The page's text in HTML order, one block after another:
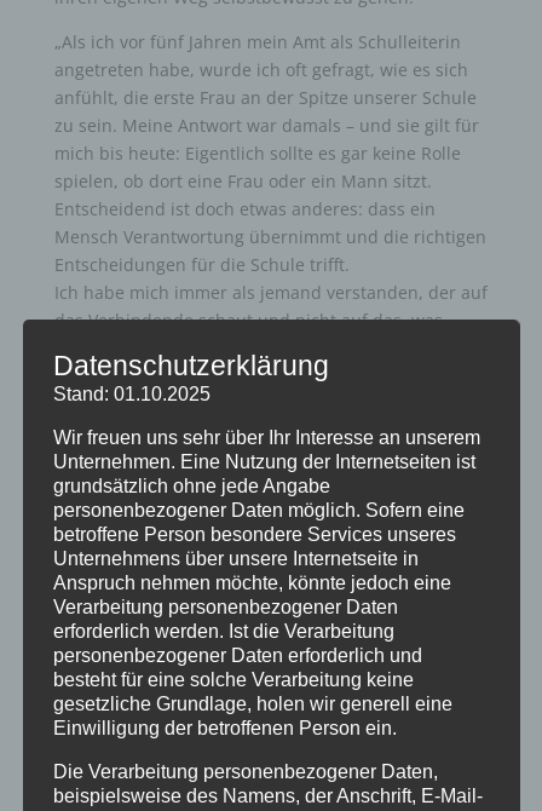
„Als ich vor fünf Jahren mein Amt als Schulleiterin
angetreten habe, wurde ich oft gefragt, wie es sich
anfühlt, die erste Frau an der Spitze unserer Schule
zu sein. Meine Antwort war damals – und sie gilt für
mich bis heute: Eigentlich sollte es gar keine Rolle
spielen, ob dort eine Frau oder ein Mann sitzt.
Entscheidend ist doch etwas anderes: dass ein
Mensch Verantwortung übernimmt und die richtigen
Entscheidungen für die Schule trifft.
Ich habe mich immer als jemand verstanden, der auf
das Verbindende schaut und nicht auf das, was
Denken prägt auch unser Miteinander am
Stadtgymnasium. Schule funktioniert nur dann gut,
wenn wir uns als Gemeinschaft verstehen – als
Schulgemeinschaft bestehend aus Lehrerinnen und
Lehrern, Schülerinnen und Schülern und Eltern und
Erziehungsberechtigten.
Und wenn ich ganz ehrlich bin: Im Alltag unserer
Schule spielt es tatsächlich kaum eine Rolle, ob
jemand Mann oder Frau ist, Junge oder Mädchen. Im
Kollegium arbeiten aktuell sogar mehr Frauen als
Männer, und wir erleben unser Zusammenarbeiten
sehr selbstverständlich, respektvoll und auf
Augenhöhe. Das macht mich froh – weil es zeigt,
dass Gleichberechtigung auch ganz leise und ganz
selbstverständlich gelebt werden kann.
Natürlich schaue ich auch über unsere Schulmauern
Datenschutzerklärung
Stand: 01.10.2025
Wir freuen uns sehr über Ihr Interesse an unserem
Unternehmen. Eine Nutzung der Internetseiten ist
grundsätzlich ohne jede Angabe
personenbezogener Daten möglich. Sofern eine
betroffene Person besondere Services unseres
Unternehmens über unsere Internetseite in
Anspruch nehmen möchte, könnte jedoch eine
Verarbeitung personenbezogener Daten
erforderlich werden. Ist die Verarbeitung
personenbezogener Daten erforderlich und
besteht für eine solche Verarbeitung keine
gesetzliche Grundlage, holen wir generell eine
Einwilligung der betroffenen Person ein.
Die Verarbeitung personenbezogener Daten,
beispielsweise des Namens, der Anschrift, E-Mail-